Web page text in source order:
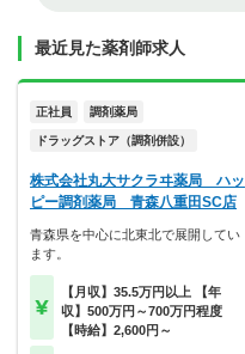
最近見た薬剤師求人
正社員 調剤薬局
ドラッグストア（調剤併設）
株式会社丸大サクラヰ薬局 ハッ
ピー調剤薬局 青森八重田SC店
青森県を中心に北東北で展開してい
ます。
【月収】35.5万円以上 【年
収】500万円～700万円程度
【時給】2,600円～